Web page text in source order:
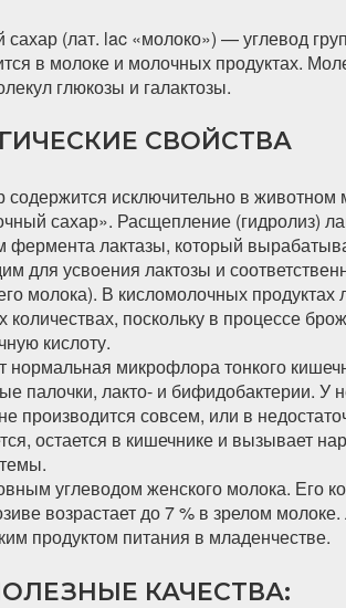
(лат. lac «молоко») — углевод
в молоке и молочных продуктах.
глюкозы и галактозы.
СВОЙСТВА
исключительно в животном
сахар». Расщепление (гидролиз)
фермента лактазы, который
для усвоения лактозы и
молока). В кисломолочных продуктах
поскольку в процессе
кислоту.
нормальная микрофлора тонкого
палочки, лакто- и бифидобактерии. У
производится совсем, или в
остается в кишечнике и вызывает
углеводом женского молока. Его
возрастает до 7 % в зрелом молоке.
продуктом питания в младенчестве.
КАЧЕСТВА: